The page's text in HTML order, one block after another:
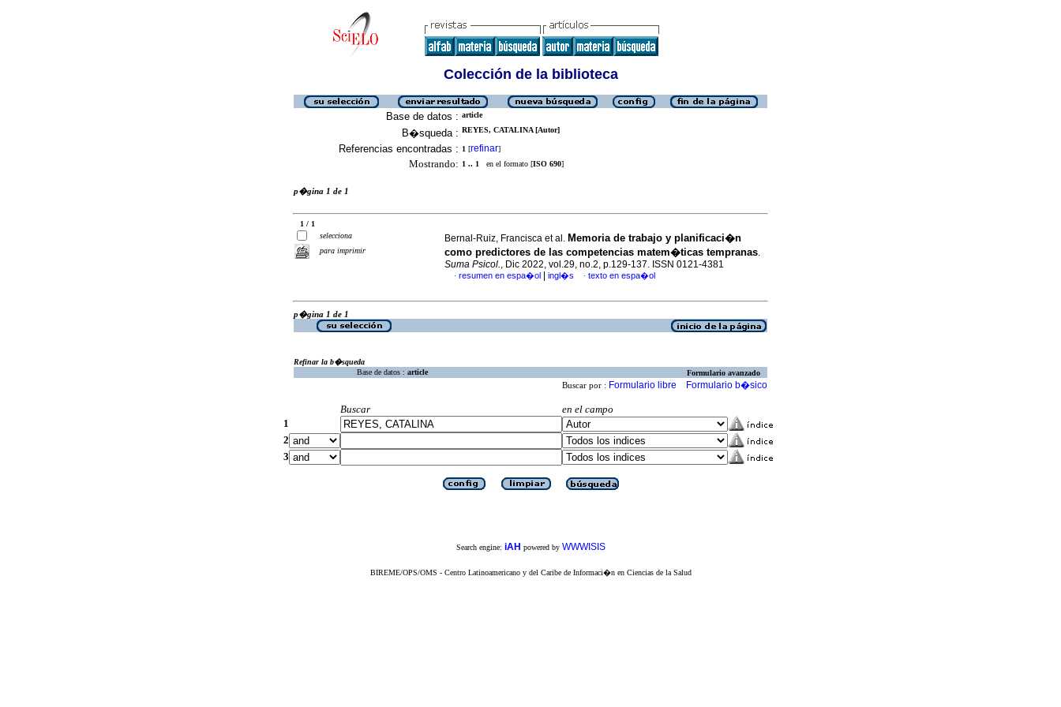
Colección de la biblioteca
Base de datos : article
B�squeda : REYES, CATALINA [Autor]
Referencias encontradas : 1 [refinar]
Mostrando: 1 .. 1 en el formato [ISO 690]
p�gina 1 de 1
1 / 1
selecciona
para imprimir
Bernal-Ruiz, Francisca et al. Memoria de trabajo y planificaci�n
como predictores de las competencias matem�ticas tempranas.
Suma Psicol., Dic 2022, vol.29, no.2, p.129-137. ISSN 0121-4381
· resumen en espa�ol ingl�s · texto en espa�ol
p�gina 1 de 1
Refinar la b�squeda
Base de datos : article Formulario avanzado
Buscar por : Formulario libre Formulario b�sico
Buscar
en el campo
1
2
3
Search engine: iAH powered by WWWISIS
BIREME/OPS/OMS - Centro Latinoamericano y del Caribe de Informaci�n en Ciencias de la Salud